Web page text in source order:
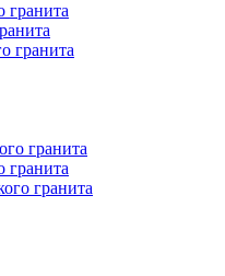
гранита
гранита
гранита
гранита
гранита